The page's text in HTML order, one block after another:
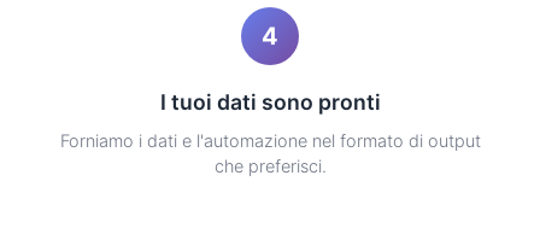
4
I tuoi dati sono pronti
Forniamo i dati e l'automazione nel formato di output
che preferisci.